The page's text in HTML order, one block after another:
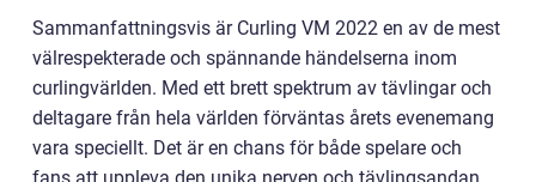
Sammanfattningsvis är Curling VM 2022 en av de mest
välrespekterade och spännande händelserna inom
curlingvärlden. Med ett brett spektrum av tävlingar och
deltagare från hela världen förväntas årets evenemang
vara speciellt. Det är en chans för både spelare och